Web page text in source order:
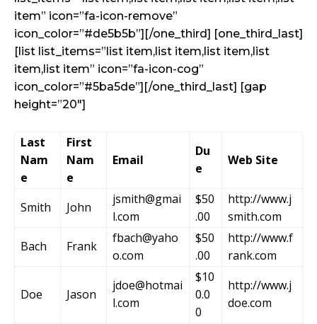
item” icon=”fa-icon-remove”
icon_color=”#de5b5b”][/one_third] [one_third_last]
[list list_items=”list item,list item,list item,list
item,list item” icon=”fa-icon-cog”
icon_color=”#5ba5de”][/one_third_last] [gap
height=”20″]
Last
Nam
e
First
Nam
e
Email
Du
e
Web Site
Smith John
jsmith@gmai
l.com
$50
.00
http://www.j
smith.com
Bach
Frank
fbach@yaho
o.com
$50
.00
http://www.f
rank.com
Doe Jason
jdoe@hotmai
l.com
$10
0.0
0
http://www.j
doe.com